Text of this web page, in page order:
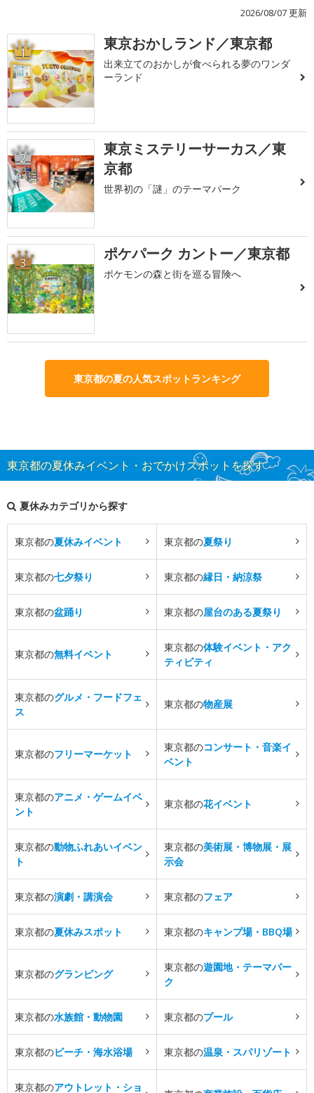
2026/08/07 更新
1 東京おかしランド／東京都
出来立てのおかしが食べられる夢のワンダ
ーランド
2
東京ミステリーサーカス／東
京都
世界初の「謎」のテーマパーク
3 ポケパーク カントー／東京都
ポケモンの森と街を巡る冒険へ
東京都の夏の人気スポットランキング
東京都の夏休みイベント・おでかけスポットを探す
夏休みカテゴリから探す
東京都の夏休みイベント 東京都の夏祭り
東京都の七夕祭り 東京都の縁日・納涼祭
東京都の盆踊り 東京都の屋台のある夏祭り
東京都の無料イベント
東京都の体験イベント・アク
ティビティ
東京都のグルメ・フードフェ
ス
東京都の物産展
東京都のフリーマーケット
東京都のコンサート・音楽イ
ベント
東京都のアニメ・ゲームイベ
ント
東京都の花イベント
東京都の動物ふれあいイベン
ト
東京都の美術展・博物展・展
示会
東京都の演劇・講演会 東京都のフェア
東京都の夏休みスポット 東京都のキャンプ場・BBQ場
東京都のグランピング
東京都の遊園地・テーマパー
ク
東京都の水族館・動物園 東京都のプール
東京都のビーチ・海水浴場 東京都の温泉・スパリゾート
東京都のアウトレット・ショ